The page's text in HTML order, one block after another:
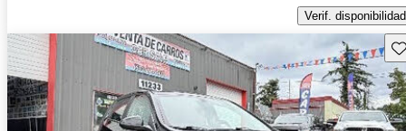
Verif. disponibilidad